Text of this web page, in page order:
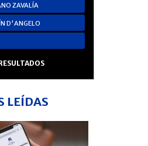
ZAVALÍA
D'ANGELO
LEÍDAS